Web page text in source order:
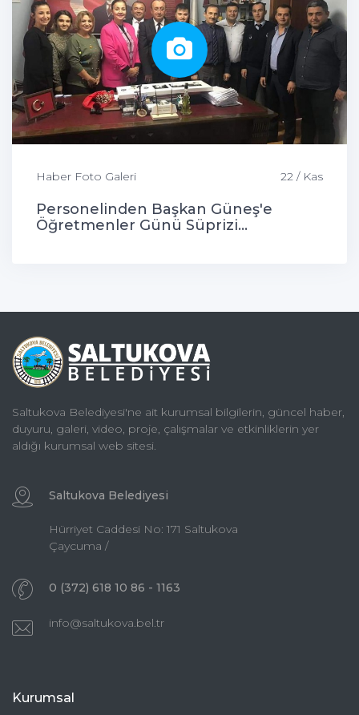
Haber Foto Galeri 22 / Kas
Personelinden Başkan Güneş'e
Öğretmenler Günü Süprizi...
Saltukova Belediyesi'ne ait kurumsal bilgilerin, güncel haber,
duyuru, galeri, video, proje, çalışmalar ve etkinliklerin yer
aldığı kurumsal web sitesi.
Saltukova Belediyesi
Hürriyet Caddesi No: 171 Saltukova
Çaycuma /
0 (372) 618 10 86 - 1163
info@saltukova.bel.tr
Kurumsal